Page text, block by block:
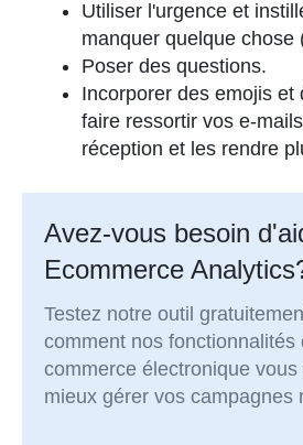
Utiliser l'urgence et
manquer quelque chose
Poser des questions.
Incorporer des emojis et
faire ressortir vos e-
réception et les rendre
Avez-vous besoin
Ecommerce
Testez notre outil
comment nos fonctionnalités
commerce électronique
mieux gérer vos campagnes